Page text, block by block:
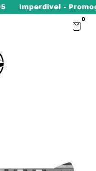
Imperdível -
0